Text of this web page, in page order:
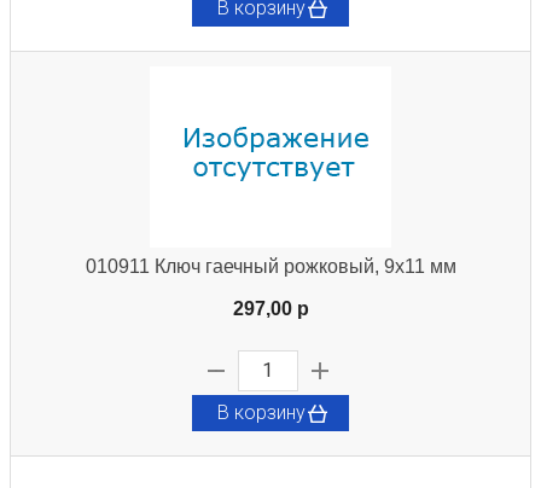
В корзину
010911 Ключ гаечный рожковый, 9х11 мм
297,00 p
В корзину